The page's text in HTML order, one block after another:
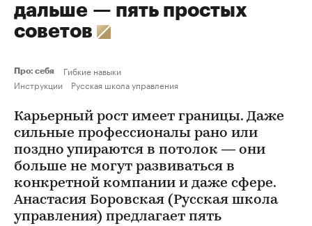
дальше — пять простых
советов
Про: себя
Гибкие навыки
Инструкции
Русская школа управления
Карьерный рост имеет границы. Даже
сильные профессионалы рано или
поздно упираются в потолок — они
больше не могут развиваться в
конкретной компании и даже сфере.
Анастасия Боровская (Русская школа
управления) предлагает пять